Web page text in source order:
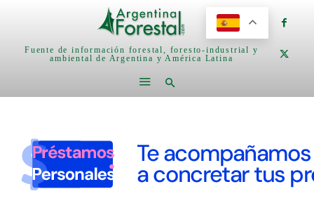
Fuente de información forestal, foresto-industrial y
ambiental de Argentina y América Latina